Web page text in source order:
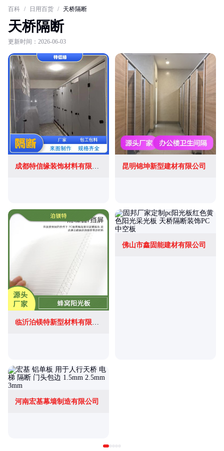
百科 / 日用百货 / 天桥隔断
天桥隔断
更新时间：2026-06-03
成都特信缘装饰材料有限公司 昆明锦坤新型建材有限公司
临沂泊镁特新型材料有限公司
佛山市鑫固能建材有限公司
河南宏基幕墙制造有限公司